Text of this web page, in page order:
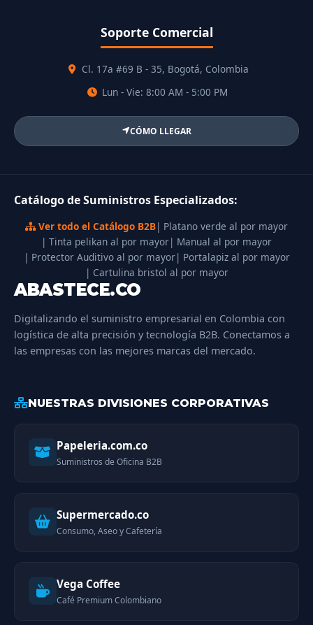
Soporte Comercial
Cl. 17a #69 B - 35, Bogotá, Colombia
Lun - Vie: 8:00 AM - 5:00 PM
CÓMO LLEGAR
Catálogo de Suministros Especializados:
Ver todo el Catálogo B2B| Platano verde al por mayor
| Tinta pelikan al por mayor| Manual al por mayor
| Protector Auditivo al por mayor| Portalapiz al por mayor
| Cartulina bristol al por mayor
ABASTECE.CO
Digitalizando el suministro empresarial en Colombia con
logística de alta precisión y tecnología B2B. Conectamos a
las empresas con las mejores marcas del mercado.
NUESTRAS DIVISIONES CORPORATIVAS
Papeleria.com.co
Suministros de Oficina B2B
Supermercado.co
Consumo, Aseo y Cafetería
Vega Coffee
Café Premium Colombiano